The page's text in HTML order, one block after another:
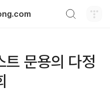
문용의 다정